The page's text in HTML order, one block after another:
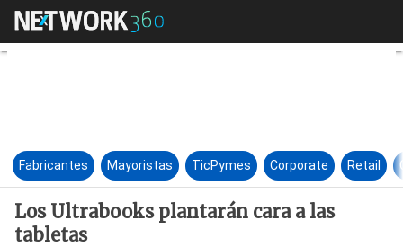
Los Ultrabooks plantarán
Fabricantes Mayoristas TicPymes Corporate Retail
Los Ultrabooks plantarán cara a las
tabletas